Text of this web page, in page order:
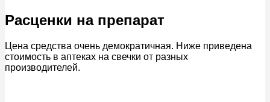
Расценки на препарат
Цена средства очень демократичная. Ниже приведена
стоимость в аптеках на свечки от разных
производителей.